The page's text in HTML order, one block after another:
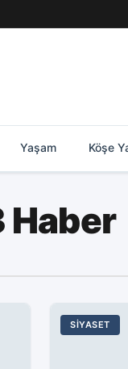
Yaşam Köşe
Haber
SIYASET